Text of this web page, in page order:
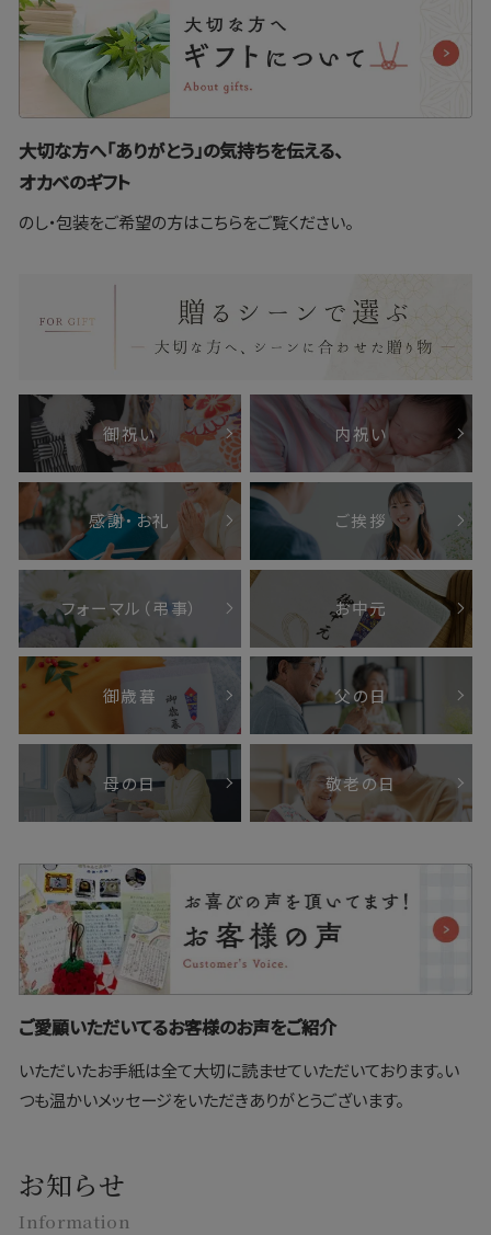
大切な方へ「ありがとう」の気持ちを伝える、
オカベのギフト
のし・包装をご希望の方はこちらをご覧ください。
御祝い 内祝い
感謝・お礼 ご挨拶
フォーマル（弔事） お中元
御歳暮 父の日
母の日 敬老の日
ご愛顧いただいてるお客様のお声をご紹介
いただいたお手紙は全て大切に読ませていただいております。い
つも温かいメッセージをいただきありがとうございます。
お知らせ
Information